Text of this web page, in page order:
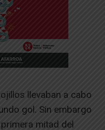
llevaban a cabo
gol. Sin embargo
mitad del